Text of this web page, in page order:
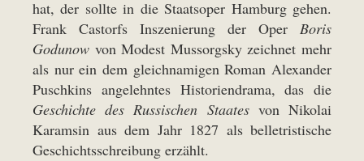
hat, der sollte in die Staatsoper Hamburg gehen.
Frank Castorfs Inszenierung der Oper Boris
Godunow von Modest Mussorgsky zeichnet mehr
als nur ein dem gleichnamigen Roman Alexander
Puschkins angelehntes Historiendrama, das die
Geschichte des Russischen Staatesvon Nikolai
Karamsin aus dem Jahr 1827 als belletristische
Geschichtsschreibung erzählt.